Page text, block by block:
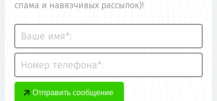
спама и навязчивых рассылок)!
Ваше имя*:
Номер телефона*: